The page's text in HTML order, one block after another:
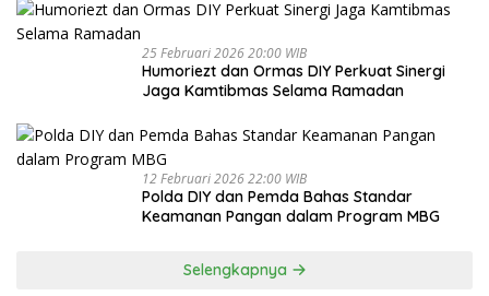
25 Februari 2026 20:00 WIB
Humoriezt dan Ormas DIY Perkuat Sinergi
Jaga Kamtibmas Selama Ramadan
12 Februari 2026 22:00 WIB
Polda DIY dan Pemda Bahas Standar
Keamanan Pangan dalam Program MBG
Selengkapnya